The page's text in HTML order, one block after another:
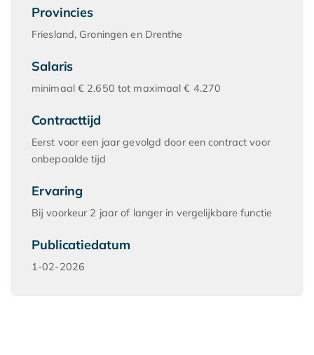
Provincies
Friesland, Groningen en Drenthe
Salaris
minimaal € 2.650 tot maximaal € 4.270
Contracttijd
Eerst voor een jaar gevolgd door een contract voor
onbepaalde tijd
Ervaring
Bij voorkeur 2 jaar of langer in vergelijkbare functie
Publicatiedatum
1-02-2026